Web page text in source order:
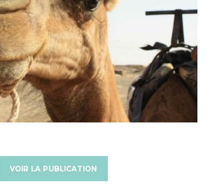
VOIR LA PUBLICATION